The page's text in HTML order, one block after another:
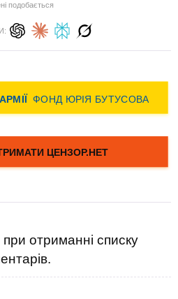
подобається
отриманні списку